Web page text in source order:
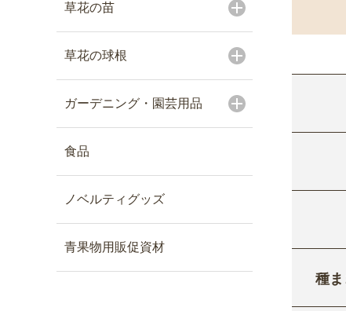
草花の苗
草花の球根
ガーデニング・園芸用品
食品
ノベルティグッズ
青果物用販促資材
種